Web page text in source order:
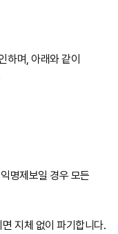
하며, 아래와 같이
명제보일 경우 모든
지체 없이 파기합니다.